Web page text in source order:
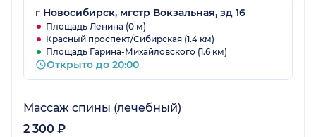
г Новосибирск, мгстр Вокзальная, зд 16
Площадь Ленина (0 м)
Красный проспект/Сибирская (1.4 км)
Площадь Гарина-Михайловского (1.6 км)
Открыто до 20:00
Массаж спины (лечебный)
2 300 ₽